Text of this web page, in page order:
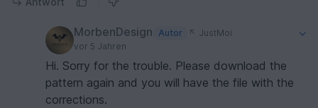
MorbenDesign Autor
JustMoi
vor 5 Jahren
Hi. Sorry for the trouble. Please download the
pattern again and you will have the file with the
corrections.